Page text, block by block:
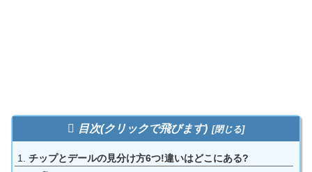
目次(クリックで飛びます)
チップとデールの見分け方6つ!違いはどこにある?